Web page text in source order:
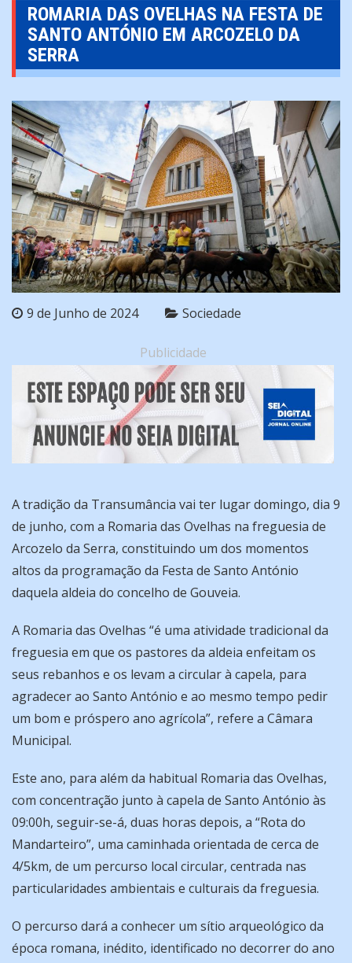
ROMARIA DAS OVELHAS NA FESTA DE
SANTO ANTÓNIO EM ARCOZELO DA
SERRA
9 de Junho de 2024 Sociedade
Publicidade
A tradição da Transumância vai ter lugar domingo, dia 9
de junho, com a Romaria das Ovelhas na freguesia de
Arcozelo da Serra, constituindo um dos momentos
altos da programação da Festa de Santo António
daquela aldeia do concelho de Gouveia.
A Romaria das Ovelhas “é uma atividade tradicional da
freguesia em que os pastores da aldeia enfeitam os
seus rebanhos e os levam a circular à capela, para
agradecer ao Santo António e ao mesmo tempo pedir
um bom e próspero ano agrícola”, refere a Câmara
Municipal.
Este ano, para além da habitual Romaria das Ovelhas,
com concentração junto à capela de Santo António às
09:00h, seguir-se-á, duas horas depois, a “Rota do
Mandarteiro”, uma caminhada orientada de cerca de
4/5km, de um percurso local circular, centrada nas
particularidades ambientais e culturais da freguesia.
O percurso dará a conhecer um sítio arqueológico da
época romana, inédito, identificado no decorrer do ano